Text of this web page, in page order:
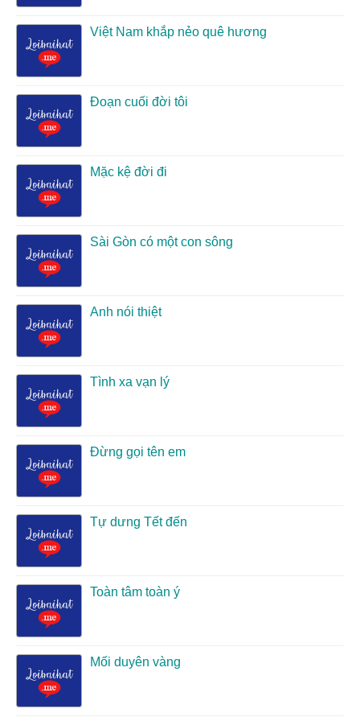
Việt Nam khắp nẻo quê hương
Đoạn cuối đời tôi
Mặc kệ đời đi
Sài Gòn có một con sông
Anh nói thiệt
Tình xa vạn lý
Đừng gọi tên em
Tự dưng Tết đến
Toàn tâm toàn ý
Mối duyên vàng